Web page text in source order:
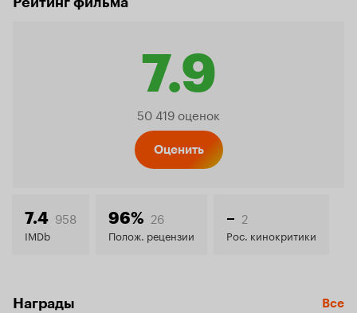
7.9
Рейтинг
7.9
50 419 оценок
Оценить
7.4 958
IMDb
96% 26
Полож. рецензии
– 2
Рос. кинокритики
Награды Все